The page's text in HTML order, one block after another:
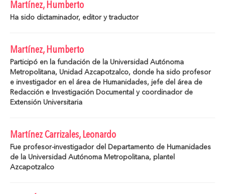
Martínez, Humberto
Ha sido dictaminador, editor y traductor
Martínez, Humberto
Participó en la fundación de la Universidad Autónoma
Metropolitana, Unidad Azcapotzalco, donde ha sido profesor
e investigador en el área de Humanidades, jefe del área de
Redacción e Investigación Documental y coordinador de
Extensión Universitaria
Martínez Carrizales, Leonardo
Fue profesor-investigador del Departamento de Humanidades
de la Universidad Autónoma Metropolitana, plantel
Azcapotzalco